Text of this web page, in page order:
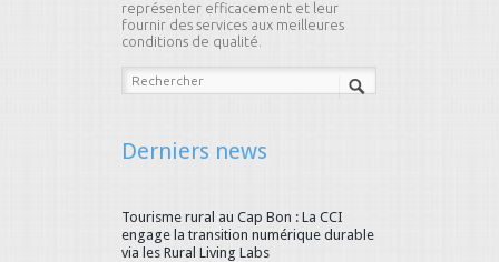
représenter efficacement et leur
fournir des services aux meilleures
conditions de qualité.
Derniers news
Tourisme rural au Cap Bon : La CCI
engage la transition numérique durable
via les Rural Living Labs